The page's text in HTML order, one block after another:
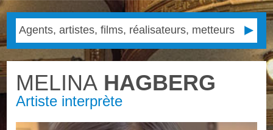
MELINA HAGBERG
Artiste interprète